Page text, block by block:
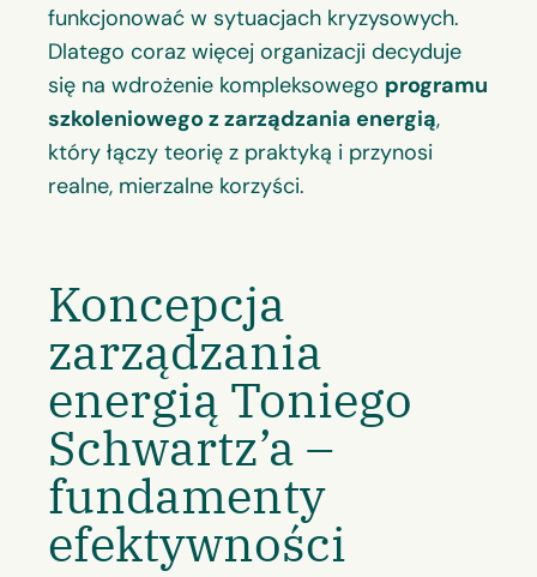
funkcjonować w sytuacjach kryzysowych.
Dlatego coraz więcej organizacji decyduje
się na wdrożenie kompleksowego programu
szkoleniowego z zarządzania energią,
który łączy teorię z praktyką i przynosi
realne, mierzalne korzyści.
Koncepcja
zarządzania
energią Toniego
Schwartz’a –
fundamenty
efektywności